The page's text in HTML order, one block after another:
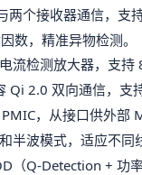
两个接收器通信，支
数，精准异物检测。
流检测放大器，支
Qi 2.0 双向通信，支
，从接口供外部
半波模式，适应不同
（Q-Detection + 功